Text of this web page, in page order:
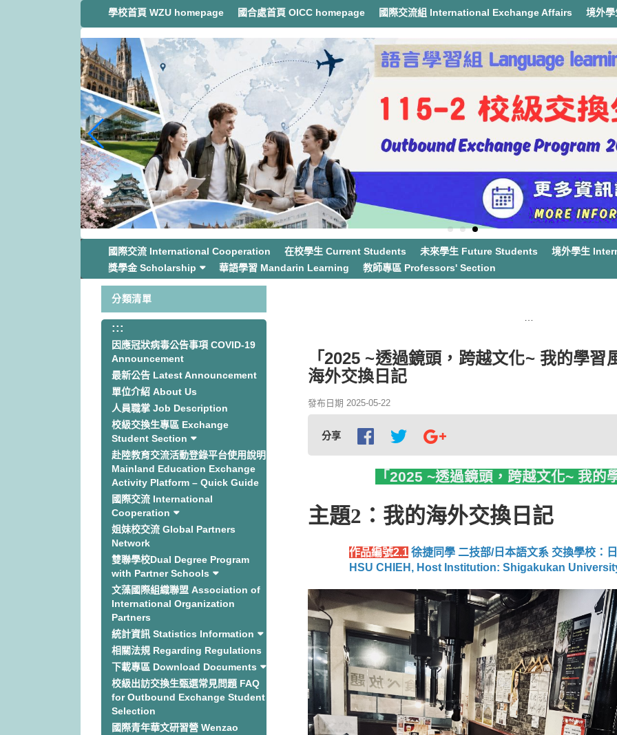
學校首頁 WZU homepage 國合處首頁 OICC homepage 國際交流組 International Exchange Affairs 境外
國際交流 International Cooperation 在校學生 Current Students 未來學生 Future Students
境外學生
獎學金 Scholarship
華語學習 Mandarin Learning 教師專區 Professors' Section
分類清單
:::
因應冠狀病毒公告事項 COVID-19
Announcement
最新公告 Latest Announcement
單位介紹 About Us
人員職掌 Job Description
校級交換生專區 Exchange
Student Section
赴陸教育交流活動登錄平台使用說明
Mainland Education Exchange
Activity Platform – Quick Guide
國際交流 International
Cooperation
姐妹校交流 Global Partners
Network
雙聯學校Dual Degree Program
with Partner Schools
文藻國際組織聯盟 Association of
International Organization
Partners
統計資訊 Statistics Information
相關法規 Regarding Regulations
下載專區 Download Documents
校級出訪交換生甄選常見問題 FAQ
for Outbound Exchange Student
Selection
國際青年華文研習營 Wenzao
「2025 ~透過鏡頭，跨越文化~ 我的學
海外交換日記
發布日期 2025-05-22
分享
「2025 ~透過鏡頭，跨越文化~ 我的
主題2：我的海外交換日記
作品編號2.1 徐捷同學 二技部/日本語文系 交換學校：
HSU CHIEH, Host Institution: Shigakukan